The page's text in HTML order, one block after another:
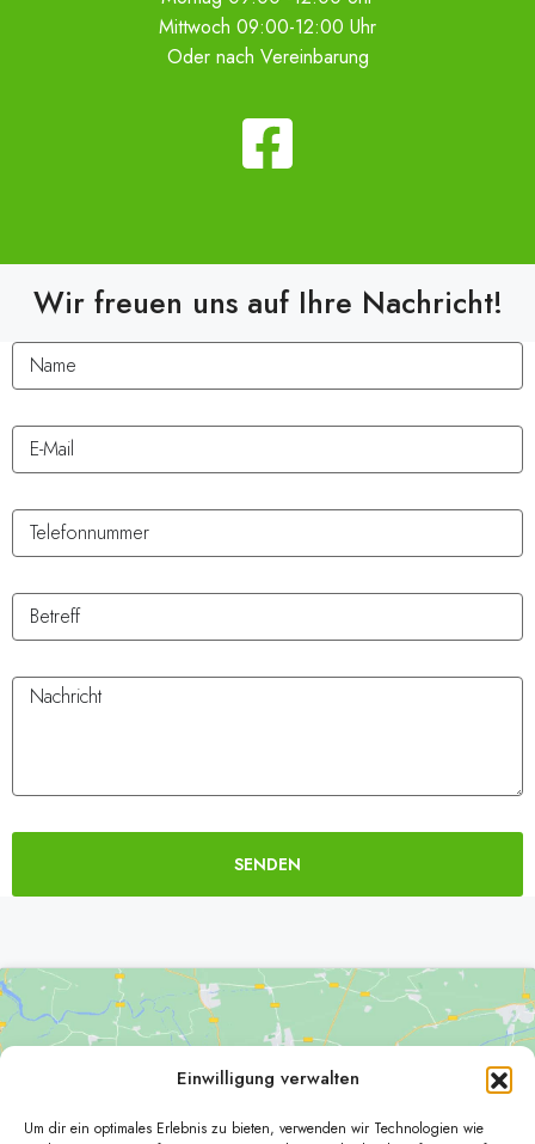
Einwilligung verwalten
Um dir ein optimales Erlebnis zu bieten, verwenden wir Technologien wie
Mittwoch 09:00-12:00 Uhr
Oder nach Vereinbarung
Wir freuen uns auf Ihre Nachricht!
SENDEN